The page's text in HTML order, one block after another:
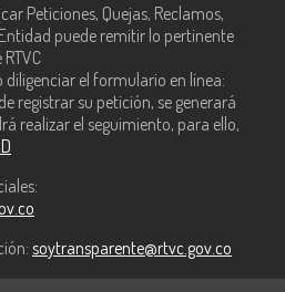
Peticiones, Quejas, Reclamos,
puede remitir lo pertinente
diligenciar el formulario en línea:
registrar su petición, se generará
realizar el seguimiento, para ello,
soytransparente@rtvc.gov.co